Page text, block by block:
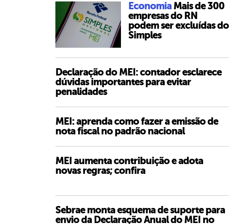
Economia Mais de 300
empresas do RN
podem ser excluídas do
Simples
Declaração do MEI: contador esclarece
dúvidas importantes para evitar
penalidades
MEI: aprenda como fazer a emissão de
nota fiscal no padrão nacional
MEI aumenta contribuição e adota
novas regras; confira
Sebrae monta esquema de suporte para
envio da Declaração Anual do MEI no